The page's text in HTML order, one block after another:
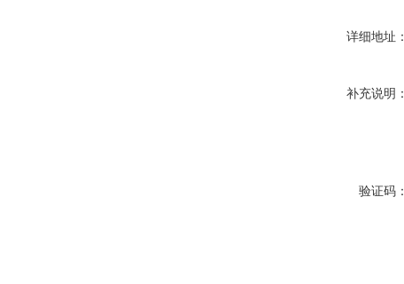
详细地址：
补充说明：
验证码：